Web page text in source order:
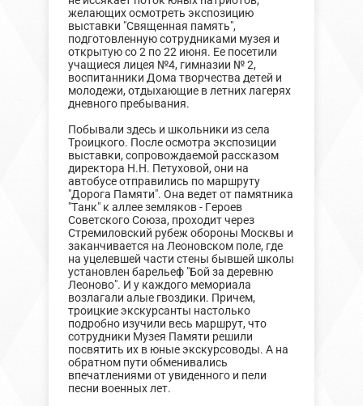
желающих осмотреть экспозицию
выставки "Священная память",
подготовленную сотрудниками музея и
открытую со 2 по 22 июня. Ее посетили
учащиеся лицея №4, гимназии № 2,
воспитанники Дома творчества детей и
молодежи, отдыхающие в летних лагерях
дневного пребывания.
Побывали здесь и школьники из села
Троицкого. После осмотра экспозиции
выставки, сопровождаемой рассказом
директора Н.Н. Петуховой, они на
автобусе отправились по маршруту
"Дорога Памяти". Она ведет от памятника
"Танк" к аллее земляков - Героев
Советского Союза, проходит через
Стремиловский рубеж обороны Москвы и
заканчивается на Лeoновском поле, где
на уцелевшей части стены бывшей школы
установлен барельеф "Бой за деревню
Леоново". И у каждого мемориала
возлагали алые гвоздики. Причем,
троицкие экскурсанты настолько
подробно изучили весь маршрут, что
сотрудники Музея Памяти решили
посвятить их в юные экскурсоводы. А на
обратном пути обменивались
впечатлениями от увиденного и пели
песни военных лет.